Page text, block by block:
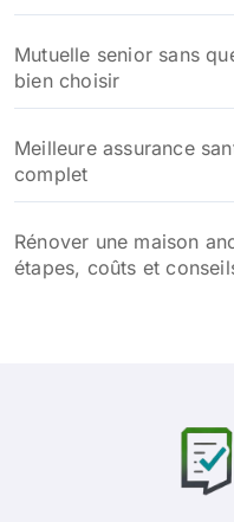
Mutuelle senior sans
bien choisir
Meilleure assurance
complet
Rénover une maison
étapes, coûts et